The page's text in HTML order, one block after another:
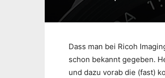
Dass man bei Ricoh
schon bekannt gegeben.
und dazu vorab die (fast)